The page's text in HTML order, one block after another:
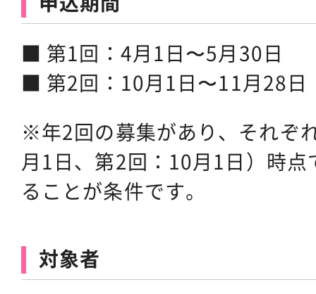
■ 第1回：4月1日〜5月30日
■ 第2回：10月1日〜11月28日
※年2回の募集があり、それぞ
月1日、第2回：10月1日）時
ることが条件です。
対象者